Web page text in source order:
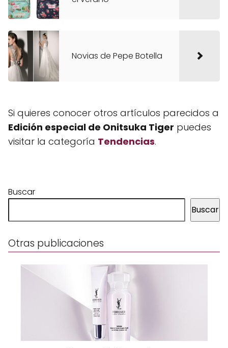
Novias de Pepe Botella
Si quieres conocer otros artículos parecidos a
Edición especial de Onitsuka Tiger puedes
visitar la categoría Tendencias.
Buscar
Buscar
Otras publicaciones